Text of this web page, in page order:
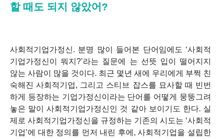
할 때도 되지 않았어?
사회적기업가정신. 분명 많이 들어본 단어임에도 ‘사회적
기업가정신이 뭐지?’라는 질문에 는 선뜻 입이 떨어지지
않는 사람이 많을 것이다. 최근 몇년 새에 우리에게 부쩍 친
숙해진 사회적기업, 그리고 스티브 잡스를 묘사할 때 빈번
하게 등장하는 기업가정신이라는 단어를 어떻게 뭉뚱그려
놓은 말이 사회적기업가정신인 것 같아 보이기도 한다. 실
제로 사회적기업가정신을 규정하는 기존의 시도는 ‘사회적
기업’에 대한 정의를 먼저 내린 후에, 사회적기업을 설립한